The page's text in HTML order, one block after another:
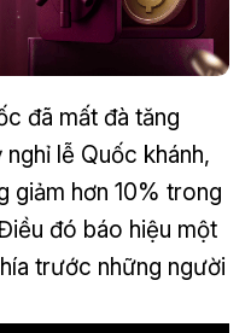
đã mất đà tăng
lễ Quốc khánh,
giảm hơn 10% trong
đó báo hiệu một
trước những người